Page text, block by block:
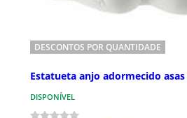
DESCONTOS POR QUANTIDADE
Estatueta anjo adormecido
DISPONÍVEL